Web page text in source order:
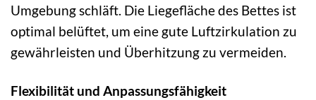
Umgebung schläft. Die Liegefläche des Bettes ist
optimal belüftet, um eine gute Luftzirkulation zu
gewährleisten und Überhitzung zu vermeiden.
Flexibilität und Anpassungsfähigkeit